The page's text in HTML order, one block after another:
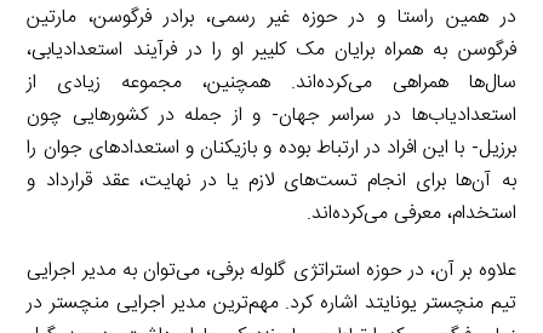
در همین راستا و در حوزه غیر رسمی، برادر فرگوسن، مارتین
فرگوسن به همراه برایان مک کلییر او را در فرآیند استعدادیابی،
سال‌ها همراهی می‌کرده‌اند. همچنین، مجموعه زیادی از
استعدادیاب‌ها در سراسر جهان- و از جمله در کشورهایی چون
برزیل- با این افراد در ارتباط بوده و بازیکنان و استعدادهای جوان را
به آن‌ها برای انجام تست‌های لازم یا در نهایت، عقد قرارداد و
استخدام، معرفی می‌کرده‌اند.
علاوه بر آن، در حوزه استراتژی گلوله برفی، می‌توان به مدیر اجرایی
تیم منچستر یونایتد اشاره کرد. مهم‌ترین مدیر اجرایی منچستر در